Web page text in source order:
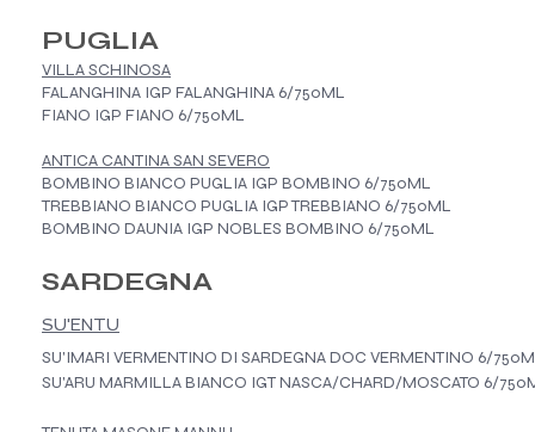
PUGLIA
VILLA SCHINOSA
FALANGHINA IGP FALANGHINA 6/750ML
FIANO IGP FIANO 6/750ML
ANTICA CANTINA SAN SEVERO
BOMBINO BIANCO PUGLIA IGP BOMBINO 6/750ML
TREBBIANO BIANCO PUGLIA IGP TREBBIANO 6/750ML
BOMBINO DAUNIA IGP NOBLES BOMBINO 6/750ML
SARDEGNA
SU'ENTU
SU'IMARI VERMENTINO DI SARDEGNA DOC VERMENTINO 6/
SU'ARU MARMILLA BIANCO IGT NASCA/CHARD/MOSCATO 6/